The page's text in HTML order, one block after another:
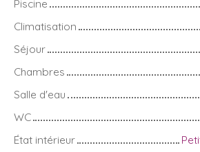
Piscine
Climatisation
Séjour
Chambres
Salle d'eau
WC
État intérieur